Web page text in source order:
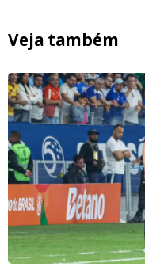
Veja também